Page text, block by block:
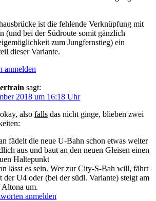
ist die fehlende Verknüpfung mit
(und bei der Südroute somit gänzlich
zum Jungfernstieg) ein
dieser Variante.
anmelden
sagt:
2018 um 16:18 Uhr
also falls das nicht ginge, blieben zwei
fädelt die neue U-Bahn schon etwas weiter
aus und baut an den neuen Gleisen einen
Haltepunkt
lässt es sein. Wer zur City-S-Bah will, fährt
der U4 oder (bei der südl. Variante) steigt am
um.
anmelden